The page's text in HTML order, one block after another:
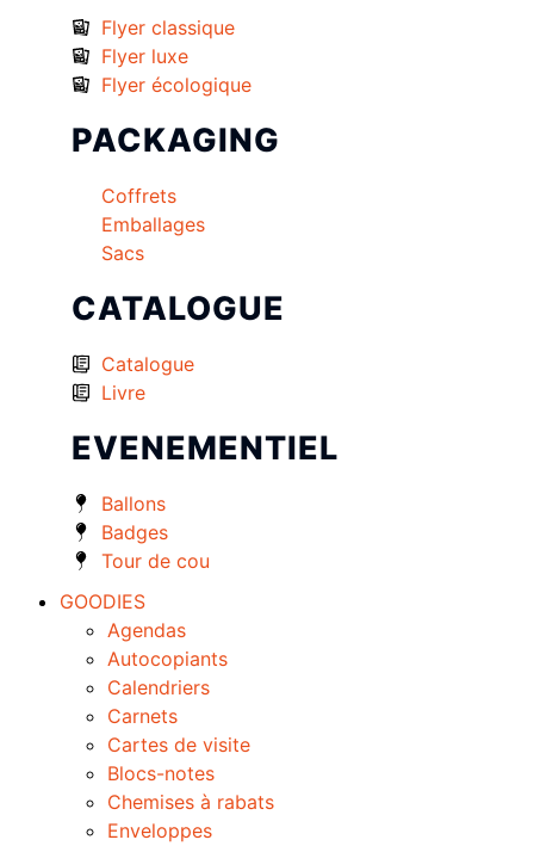
Flyer classique
Flyer luxe
Flyer écologique
PACKAGING
Coffrets
Emballages
Sacs
CATALOGUE
Catalogue
Livre
EVENEMENTIEL
Ballons
Badges
Tour de cou
GOODIES
Agendas
Autocopiants
Calendriers
Carnets
Cartes de visite
Blocs-notes
Chemises à rabats
Enveloppes